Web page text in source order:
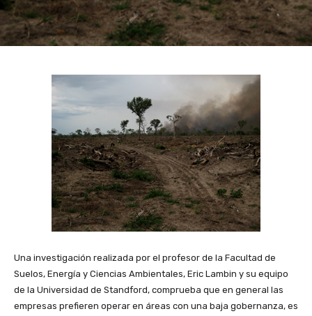
Una investigación realizada por el profesor de la Facultad de
Suelos, Energía y Ciencias Ambientales, Eric Lambin y su equipo
de la Universidad de Standford, comprueba que en general las
empresas prefieren operar en áreas con una baja gobernanza, es